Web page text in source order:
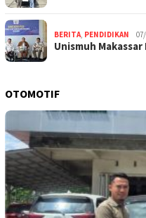
BERITA, PENDIDIKAN
Unismuh
OTOMOTIF